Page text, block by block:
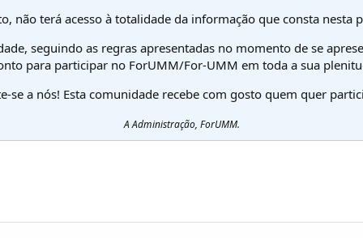
não terá acesso à totalidade da informação que consta nesta
seguindo as regras apresentadas no momento de se
para participar no ForUMM/For-UMM em toda a sua
se a nós! Esta comunidade recebe com gosto quem quer
A Administração, ForUMM.